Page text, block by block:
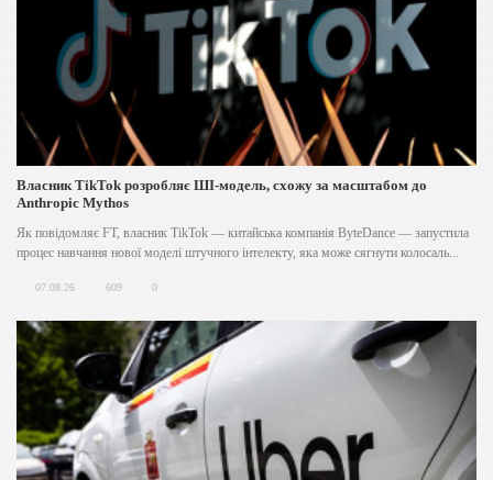
Власник TikTok розробляє ШІ-модель, схожу за масштабом до
Anthropic Mythos
Як повідомляє FT, власник TikTok — китайська компанія ByteDance — запустила
процес навчання нової моделі штучного інтелекту, яка може сягнути колосаль...
07.08.26 609 0